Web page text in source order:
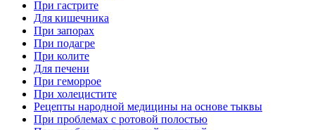
При гастрите
Для кишечника
При запорах
При подагре
При колите
Для печени
При геморрое
При холецистите
Рецепты народной медицины на основе тыквы
При проблемах с ротовой полостью